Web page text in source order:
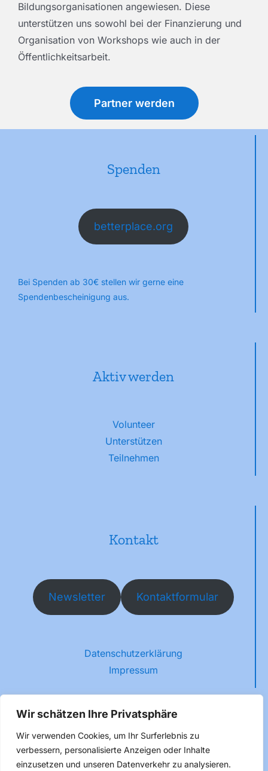
Wir schätzen Ihre Privatsphäre
Wir verwenden Cookies, um Ihr Surferlebnis zu
verbessern, personalisierte Anzeigen oder Inhalte
einzusetzen und unseren Datenverkehr zu analysieren.
Bildungsorganisationen angewiesen. Diese
unterstützen uns sowohl bei der Finanzierung und
Organisation von Workshops wie auch in der
Öffentlichkeitsarbeit.
Partner werden
Spenden
betterplace.org
Bei Spenden ab 30€ stellen wir gerne eine
Spendenbescheinigung aus.
Aktiv werden
Volunteer
Unterstützen
Teilnehmen
Kontakt
Newsletter Kontaktformular
Datenschutzerklärung
Impressum
Folge uns